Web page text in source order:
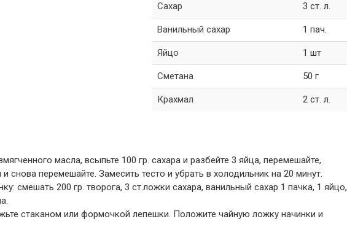
Сахар 3 ст. л.
Ванильный сахар 1 пач.
Яйцо 1 шт
Сметана 50 г
Крахмал 2 ст. л.
масла, всыпьте 100 гр. сахара и разбейте 3 яйца, перемешайте,
снова перемешайте. Замесить тесто и убрать в холодильник на 20 минут.
смешать 200 гр. творога, 3 ст.ложки сахара, ванильный сахар 1 пачка, 1 яйцо,
стаканом или формочкой лепешки. Положите чайную ложку начинки и